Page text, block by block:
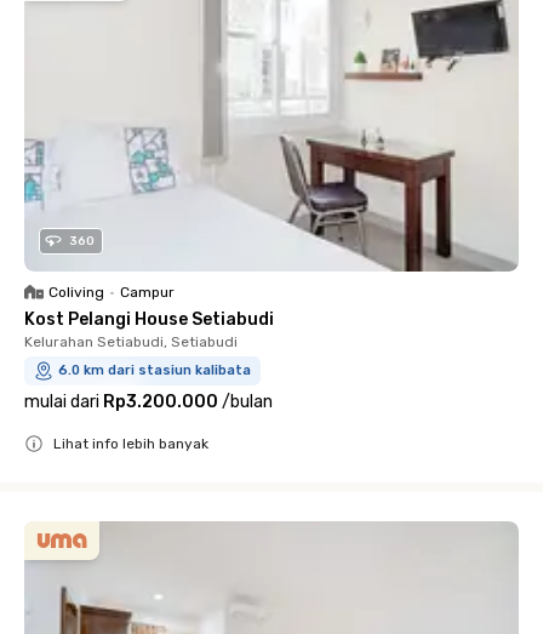
360
Coliving • Campur
Kost Pelangi House Setiabudi
Kelurahan Setiabudi, Setiabudi
6.0 km dari stasiun kalibata
mulai dari Rp3.200.000 /bulan
Lihat info lebih banyak